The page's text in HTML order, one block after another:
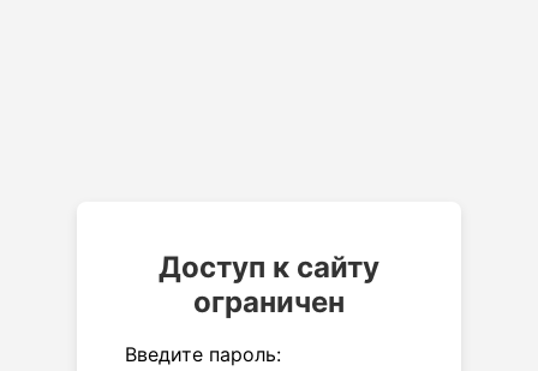
Доступ к сайту
ограничен
Введите пароль: